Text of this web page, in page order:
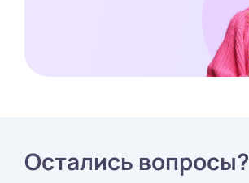
Остались вопросы?